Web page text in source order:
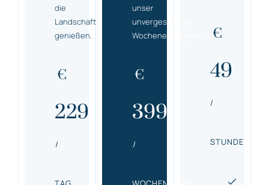
die
Landschaft
genießen.
€
229
/
unser
unvergessliches
Wochenendangebot.
€
399
/
€
49
/
STUNDE